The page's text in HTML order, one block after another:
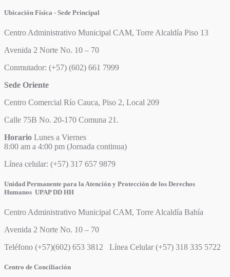
Ubicación Física - Sede Principal
Centro Administrativo Municipal CAM, Torre Alcaldía Piso 13
Avenida 2 Norte No. 10 – 70
Conmutador: (+57) (602) 661 7999
Sede Oriente
Centro Comercial Río Cauca, Piso 2, Local 209
Calle 75B No. 20-170 Comuna 21.
Horario Lunes a Viernes
8:00 am a 4:00 pm (Jornada continua)
Línea celular: (+57) 317 657 9879
Unidad Permanente para la Atención y Protección de los Derechos
Humanos UPAP DD HH
Centro Administrativo Municipal CAM, Torre Alcaldía Bahía
Avenida 2 Norte No. 10 – 70
Teléfono (+57)(602) 653 3812 Línea Celular (+57) 318 335 5722
Centro de Conciliación